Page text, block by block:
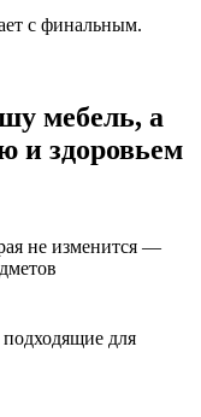
с финальным.
мебель, а
и здоровьем
не изменится —
подходящие для